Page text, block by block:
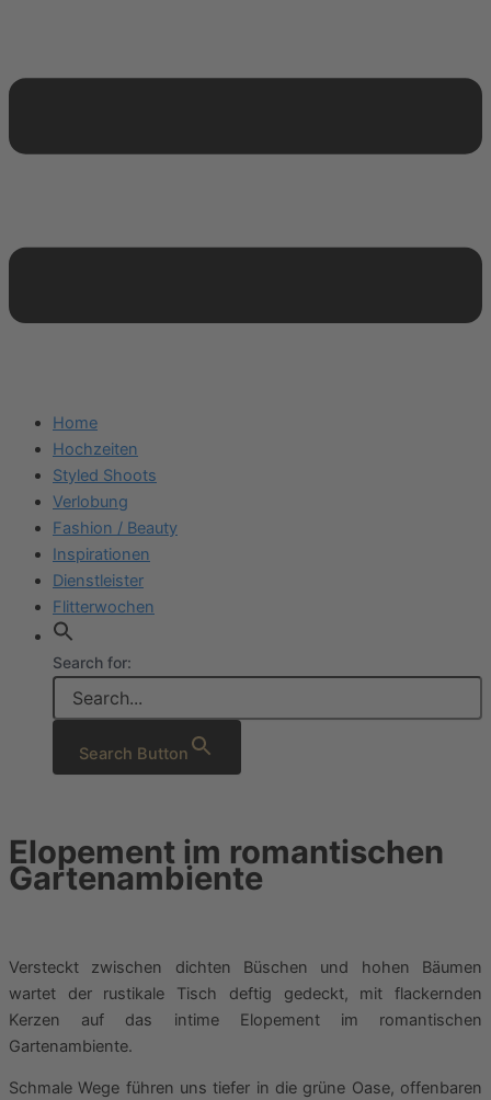
Home
Hochzeiten
Styled Shoots
Verlobung
Fashion / Beauty
Inspirationen
Dienstleister
Flitterwochen
Search for:
Search Button
Elopement im romantischen
Gartenambiente
Versteckt zwischen dichten Büschen und hohen Bäumen
wartet der rustikale Tisch deftig gedeckt, mit flackernden
Kerzen auf das intime Elopement im romantischen
Gartenambiente.
Schmale Wege führen uns tiefer in die grüne Oase, offenbaren